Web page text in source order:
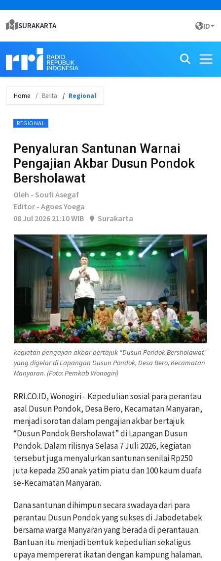
SURAKARTA ID
Home Berita Regional
REGIONAL
Penyaluran Santunan Warnai
Pengajian Akbar Dusun Pondok
Bersholawat
Oleh - Soufi Asegaf
Editor - Agoes Yoega
08 Jul 2026 21:10 WIB
Surakarta
kegiatan pengajian akbar bertajuk “Dusun Pondok Bersholawat”
yang digelar di Lapangan Dusun Pondok, Desa Bero, Kecamatan
Manyaran. (Foto: Pemkab Wonogiri)
RRI.CO.ID, Wonogiri - Kepedulian sosial para perantau
asal Dusun Pondok, Desa Bero, Kecamatan Manyaran,
menjadi sorotan dalam pengajian akbar bertajuk
“Dusun Pondok Bersholawat” di Lapangan Dusun
Pondok. Dalam rilisnya Selasa 7 Juli 2026, kegiatan
tersebut juga menyalurkan santunan senilai Rp250
juta kepada 250 anak yatim piatu dan 100 kaum duafa
se-Kecamatan Manyaran.
Dana santunan dihimpun secara swadaya dari para
perantau Dusun Pondok yang sukses di Jabodetabek
bersama warga Manyaran yang berada di perantauan.
Bantuan itu menjadi bentuk kepedulian sekaligus
upaya mempererat ikatan dengan kampung halaman.